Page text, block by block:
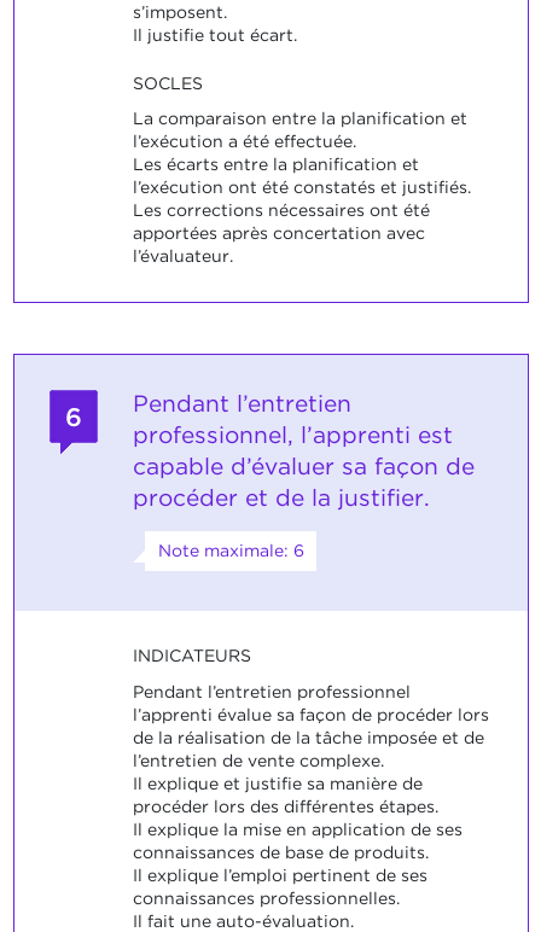
s’imposent.
Il justifie tout écart.
SOCLES
La comparaison entre la planification et
l’exécution a été effectuée.
Les écarts entre la planification et
l’exécution ont été constatés et justifiés.
Les corrections nécessaires ont été
apportées après concertation avec
l’évaluateur.
6
Pendant l’entretien
professionnel, l’apprenti est
capable d’évaluer sa façon de
procéder et de la justifier.
Note maximale: 6
INDICATEURS
Pendant l’entretien professionnel
l’apprenti évalue sa façon de procéder lors
de la réalisation de la tâche imposée et de
l’entretien de vente complexe.
Il explique et justifie sa manière de
procéder lors des différentes étapes.
Il explique la mise en application de ses
connaissances de base de produits.
Il explique l’emploi pertinent de ses
connaissances professionnelles.
Il fait une auto-évaluation.